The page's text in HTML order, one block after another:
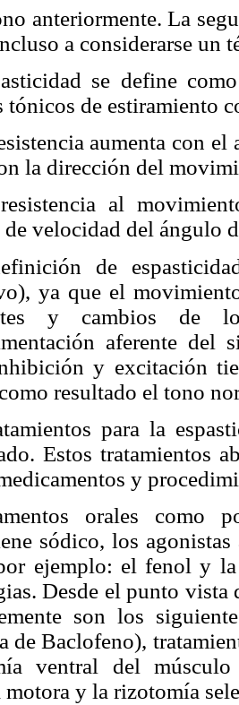
anteriormente. La
a considerarse un
se define
tónicos de estiramiento
aumenta con
la dirección del
al
velocidad del ángulo
de
ya que el
y cambios de
aferente del
y excitación
resultado el tono
para la
Estos tratamientos
y
orales como
sódico, los
ejemplo: el fenol y
Desde el punto
son los
de Baclofeno),
ventral del
motora y la rizotomía